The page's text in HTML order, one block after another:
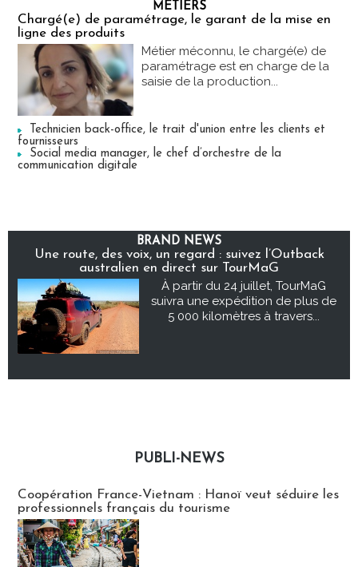
MÉTIERS
Chargé(e) de paramétrage, le garant de la mise en
ligne des produits
Métier méconnu, le chargé(e) de
paramétrage est en charge de la
saisie de la production...
Technicien back-office, le trait d'union entre les clients et
fournisseurs
Social media manager, le chef d’orchestre de la
communication digitale
BRAND NEWS
Une route, des voix, un regard : suivez l’Outback
australien en direct sur TourMaG
À partir du 24 juillet, TourMaG
suivra une expédition de plus de
5 000 kilomètres à travers...
PUBLI-NEWS
Coopération France-Vietnam : Hanoï veut séduire les
professionnels français du tourisme